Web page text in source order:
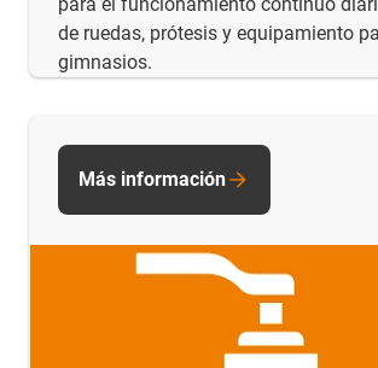
de ruedas, prótesis y equipamiento
gimnasios.
Más información